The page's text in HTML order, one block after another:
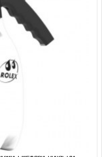
в личном